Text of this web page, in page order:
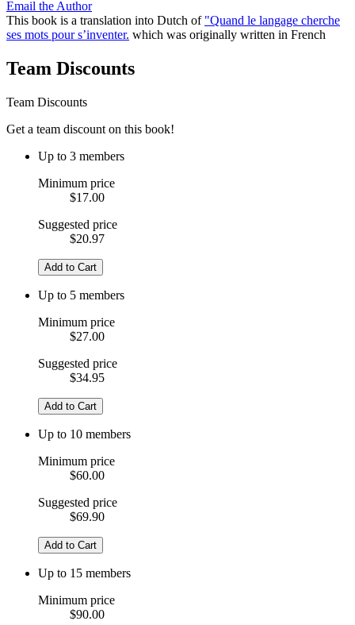
Email the Author
This book is a translation into Dutch of "Quand le langage cherche
ses mots pour s’inventer. which was originally written in French
Team Discounts
Team Discounts
Get a team discount on this book!
Up to 3 members
Minimum price
$17.00
Suggested price
$20.97
Add to Cart
Up to 5 members
Minimum price
$27.00
Suggested price
$34.95
Add to Cart
Up to 10 members
Minimum price
$60.00
Suggested price
$69.90
Add to Cart
Up to 15 members
Minimum price
$90.00